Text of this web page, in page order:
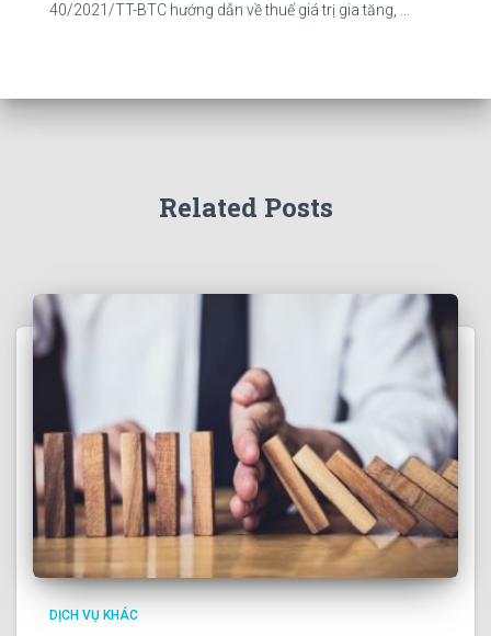
40/2021/TT-BTC hướng dẫn về thuế giá trị gia tăng, …
Related Posts
DỊCH VỤ KHÁC